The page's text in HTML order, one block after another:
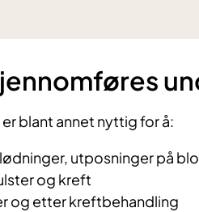
blant annet nyttig for å:
utposninger på
og kreft
og etter kreftbehandling